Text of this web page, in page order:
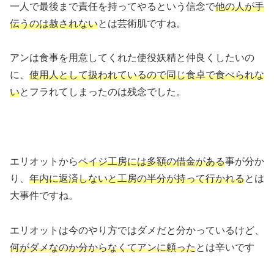
一人で最後まで責任を持ってやるという信念で他の人が手
伝うのは赦されないとは芸術肌ですね。
アンは食事を用意してくれた使役妖精と仲良くしたいの
に、 使用人として扱われているので同じ食卓で食べられな
いとフラれてしまったのは残念でした。
エリオットからペイジ工房には多額の借金がある事が分か
り、 年内に返済しないと工房の半分が持って行かれるとは
大事件ですね。
エリオットは今のやり方ではダメだと分かっているけど、
何がダメなのか分からなくてアンに頼ったとは辛いです